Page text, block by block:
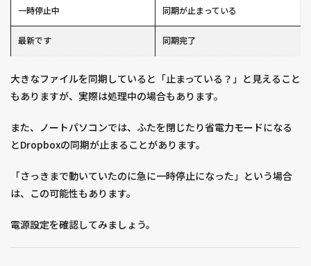
一時停止中 同期が止まっている
最新です 同期完了
大きなファイルを同期していると「止まっている？」と見えること
もありますが、実際は処理中の場合もあります。
また、ノートパソコンでは、ふたを閉じたり省電力モードになる
とDropboxの同期が止まることがあります。
「さっきまで動いていたのに急に一時停止になった」という場合
は、この可能性もあります。
電源設定を確認してみましょう。